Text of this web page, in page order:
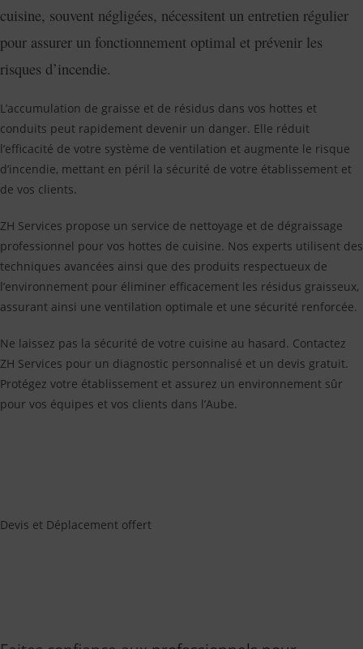
cuisine, souvent négligées, nécessitent un entretien régulier
pour assurer un fonctionnement optimal et prévenir les
risques d’incendie.
L’accumulation de graisse et de résidus dans vos hottes et
conduits peut rapidement devenir un danger. Elle réduit
l’efficacité de votre système de ventilation et augmente le risque
d’incendie, mettant en péril la sécurité de votre établissement et
de vos clients.
ZH Services propose un service de nettoyage et de dégraissage
professionnel pour vos hottes de cuisine. Nos experts utilisent des
techniques avancées ainsi que des produits respectueux de
l’environnement pour éliminer efficacement les résidus graisseux,
assurant ainsi une ventilation optimale et une sécurité renforcée.
Ne laissez pas la sécurité de votre cuisine au hasard. Contactez
ZH Services pour un diagnostic personnalisé et un devis gratuit.
Protégez votre établissement et assurez un environnement sûr
pour vos équipes et vos clients dans l’Aube.
Devis et Déplacement offert